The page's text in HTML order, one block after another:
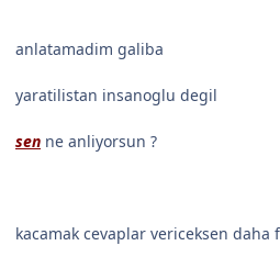
anlatamadim galiba
yaratilistan insanoglu degil
sen ne anliyorsun ?
kacamak cevaplar vericeksen daha